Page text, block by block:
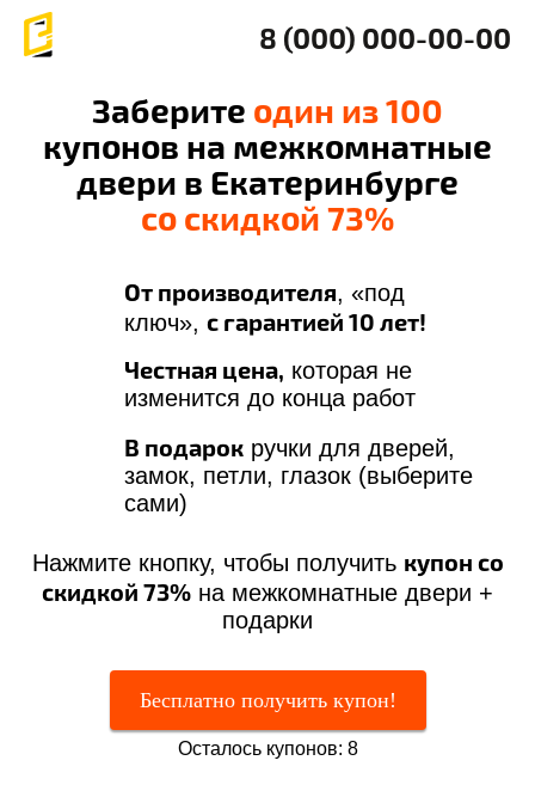
8 (000) 000-00-00
Заберите один из 100
купонов на межкомнатные
двери в Екатеринбурге
со скидкой 73%
От производителя, «под
ключ», с гарантией 10 лет!
Честная цена, которая не
изменится до конца работ
В подарок ручки для дверей,
замок, петли, глазок (выберите
сами)
Нажмите кнопку, чтобы получить купон со
скидкой 73% на межкомнатные двери +
подарки
Бесплатно получить купон!
Осталось купонов: 8